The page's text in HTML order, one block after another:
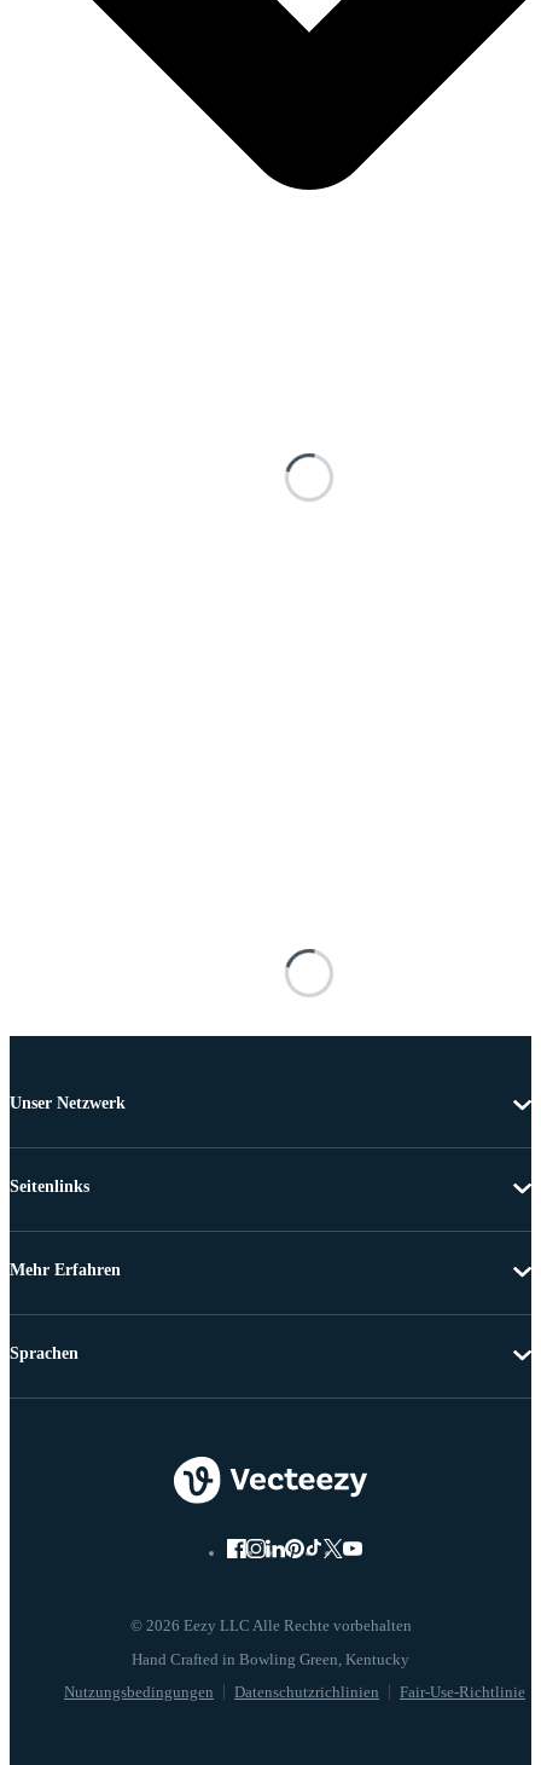
Unser Netzwerk
Seitenlinks
Mehr Erfahren
© 2026 Eezy LLC Alle Rechte vorbehalten
Nutzungsbedingungen Datenschutzrichlinien Fair-Use-Richtlinie
Sprachen